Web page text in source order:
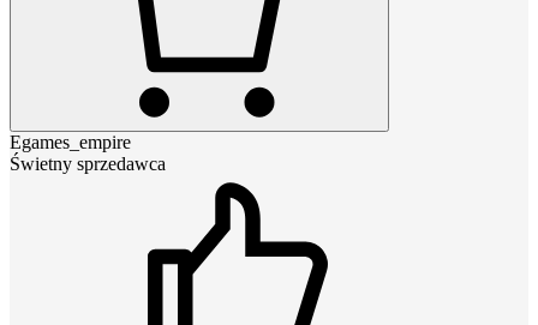
Egames_empire
Świetny sprzedawca